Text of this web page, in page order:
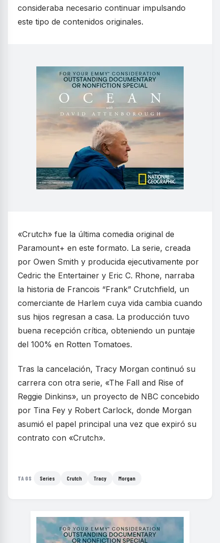
consideraba necesario continuar impulsando
este tipo de contenidos originales.
«Crutch» fue la última comedia original de
Paramount+ en este formato. La serie, creada
por Owen Smith y producida ejecutivamente por
Cedric the Entertainer y Eric C. Rhone, narraba
la historia de Francois “Frank” Crutchfield, un
comerciante de Harlem cuya vida cambia cuando
sus hijos regresan a casa. La producción tuvo
buena recepción crítica, obteniendo un puntaje
del 100% en Rotten Tomatoes.
Tras la cancelación, Tracy Morgan continuó su
carrera con otra serie, «The Fall and Rise of
Reggie Dinkins», un proyecto de NBC concebido
por Tina Fey y Robert Carlock, donde Morgan
asumió el papel principal una vez que expiró su
contrato con «Crutch».
TAGS Series Crutch Tracy Morgan